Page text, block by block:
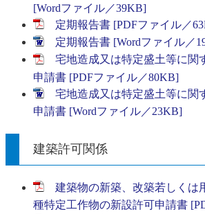
[Wordファイル／39KB]
定期報告書 [PDFファイル／
定期報告書 [Wordファイル／
宅地造成又は特定盛土等に関
申請書 [PDFファイル／80KB]
宅地造成又は特定盛土等に関
申請書 [Wordファイル／23KB]
建築許可関係
建築物の新築、改築若しくは
種特定工作物の新設許可申請書